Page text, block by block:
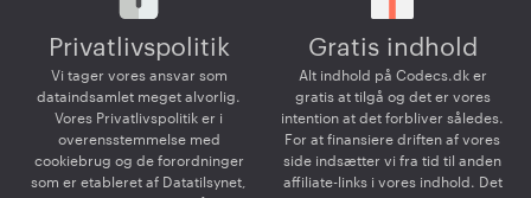
Privatlivspolitik
Vi tager vores ansvar som
dataindsamlet meget alvorlig.
Vores Privatlivspolitik er i
overensstemmelse med
cookiebrug og de forordninger
som er etableret af Datatilsynet,
Gratis indhold
Alt indhold på Codecs.dk er
gratis at tilgå og det er vores
intention at det forbliver således.
For at finansiere driften af vores
side indsætter vi fra tid til anden
affiliate-links i vores indhold. Det